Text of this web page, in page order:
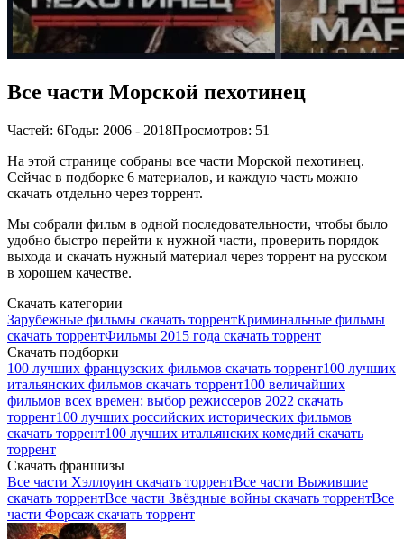
Все части Морской пехотинец
Частей: 6Годы: 2006 - 2018Просмотров: 51
На этой странице собраны все части Морской пехотинец.
Сейчас в подборке 6 материалов, и каждую часть можно
скачать отдельно через торрент.
Мы собрали фильм в одной последовательности, чтобы было
удобно быстро перейти к нужной части, проверить порядок
выхода и скачать нужный материал через торрент на русском
в хорошем качестве.
Скачать категории
Зарубежные фильмы скачать торрентКриминальные фильмы
скачать торрентФильмы 2015 года скачать торрент
Скачать подборки
100 лучших французских фильмов скачать торрент100 лучших
итальянских фильмов скачать торрент100 величайших
фильмов всех времен: выбор режиссеров 2022 скачать
торрент100 лучших российских исторических фильмов
скачать торрент100 лучших итальянских комедий скачать
торрент
Скачать франшизы
Все части Хэллоуин скачать торрентВсе части Выжившие
скачать торрентВсе части Звёздные войны скачать торрентВсе
части Форсаж скачать торрент